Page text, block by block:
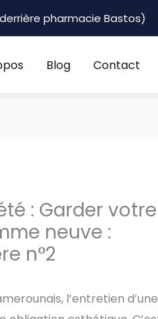
pharmacie Bastos)
Blog Contact
: Garder votre
neuve :
n°2
l’entretien d’une